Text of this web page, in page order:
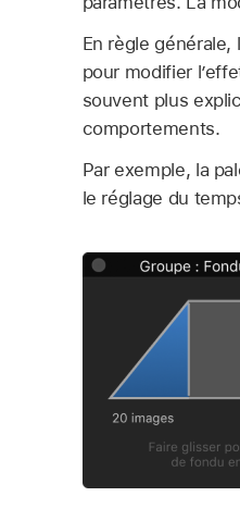
En règle
pour modifier
souvent plus
comportements.
Par exemple, la
le réglage du